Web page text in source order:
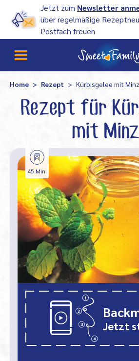
Jetzt zum Newsletter
über regelmäßige
Postfach freuen
Home Rezept Kürbisgelee mit
Rezept für
mit
Jetzt
45 Min.